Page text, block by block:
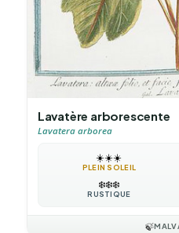
Lavatère arborescente
Lavatera arborea
☀️☀️☀️
PLEIN SOLEIL
❄️❄️❄️
RUSTIQUE
🍃